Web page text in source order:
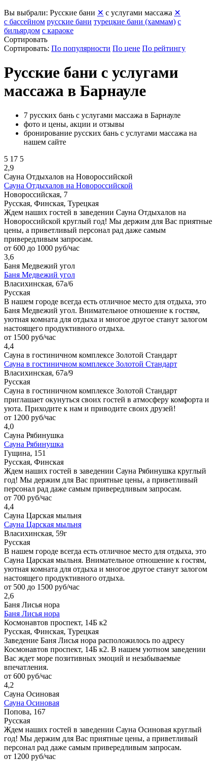
Вы выбрали: Русские бани ✕ с услугами массажа ✕
с бассейном русские бани турецкие бани (хаммам) с
бильярдом с караоке
Сортировать
Сортировать: По популярности По цене По рейтингу
Русские бани с услугами
массажа в Барнауле
7 русских бань с услугами массажа в Барнауле
фото и цены, акции и отзывы
бронирование русских бань с услугами массажа на
нашем сайте
5 17 5
2,9
Сауна Отдыхалов на Новороссийской
Сауна Отдыхалов на Новороссийской
Новороссийская, 7
Русская, Финская, Турецкая
Ждем наших гостей в заведении Сауна Отдыхалов на
Новороссийской круглый год! Мы держим для Вас приятные
цены, а приветливый персонал рад даже самым
привередливым запросам.
от 600 до 1000 руб/час
3,6
Баня Медвежий угол
Баня Медвежий угол
Власихинская, 67а/6
Русская
В нашем городе всегда есть отличное место для отдыха, это
Баня Медвежий угол. Внимательное отношение к гостям,
уютная комната для отдыха и многое другое станут залогом
настоящего продуктивного отдыха.
от 1500 руб/час
4,4
Сауна в гостиничном комплексе Золотой Стандарт
Сауна в гостиничном комплексе Золотой Стандарт
Власихинская, 67а/9
Русская
Сауна в гостиничном комплексе Золотой Стандарт
приглашает окунуться своих гостей в атмосферу комфорта и
уюта. Приходите к нам и приводите своих друзей!
от 1200 руб/час
4,0
Сауна Рябинушка
Сауна Рябинушка
Гущина, 151
Русская, Финская
Ждем наших гостей в заведении Сауна Рябинушка круглый
год! Мы держим для Вас приятные цены, а приветливый
персонал рад даже самым привередливым запросам.
от 700 руб/час
4,4
Сауна Царская мыльня
Сауна Царская мыльня
Власихинская, 59г
Русская
В нашем городе всегда есть отличное место для отдыха, это
Сауна Царская мыльня. Внимательное отношение к гостям,
уютная комната для отдыха и многое другое станут залогом
настоящего продуктивного отдыха.
от 500 до 1500 руб/час
2,6
Баня Лисья нора
Баня Лисья нора
Космонавтов проспект, 14Б к2
Русская, Финская, Турецкая
Заведение Баня Лисья нора расположилось по адресу
Космонавтов проспект, 14Б к2. В нашем уютном заведении
Вас ждет море позитивных эмоций и незабываемые
впечатления.
от 600 руб/час
4,2
Сауна Осиновая
Сауна Осиновая
Попова, 167
Русская
Ждем наших гостей в заведении Сауна Осиновая круглый
год! Мы держим для Вас приятные цены, а приветливый
персонал рад даже самым привередливым запросам.
от 1200 руб/час